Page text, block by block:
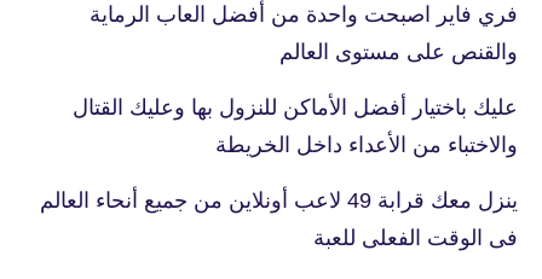
فري فاير اصبحت واحدة من أفضل العاب الرماية
والقنص على مستوى العالم
عليك باختيار أفضل الأماكن للنزول بها وعليك القتال
والاختباء من الأعداء داخل الخريطة
ينزل معك قرابة 49 لاعب أونلاين من جميع أنحاء العالم
فى الوقت الفعلى للعبة